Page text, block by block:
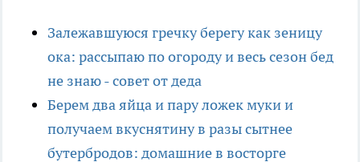
Залежавшуюся гречку берегу как зеницу
ока: рассыпаю по огороду и весь сезон бед
не знаю - совет от деда
Берем два яйца и пару ложек муки и
получаем вкуснятину в разы сытнее
бутербродов: домашние в восторге